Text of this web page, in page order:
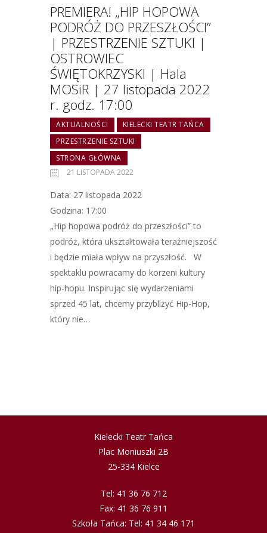
PREMIERA! „HIP HOPOWA
PODRÓŻ DO PRZESZŁOŚCI”
| PRZESTRZENIE SZTUKI |
OSTROWIEC
ŚWIĘTOKRZYSKI | Hala
MOSiR | 27 listopada 2022
r. godz. 17:00
AKTUALNOŚCI
KIELECKI TEATR TAŃCA
PRZESTRZENIE SZTUKI
STRONA GŁÓWNA
21 LISTOPADA 2022
Data: 27 listopada 2022
Godzina: 17:00
„Hip hopowa podróż do przeszłości” to
podróż, która ukształtowała teraźniejszość
i będzie miała wpływ na przyszłość. W
spektaklu powracamy do korzeni kultury
hip-hopu. Inspirując się wydarzeniami
sprzed 45 lat, chcemy przybliżyć Hip-Hop,
który nie…
Kielecki Teatr Tańca
Plac Moniuszki 2B
25-334 Kielce
Tel: 41 36 76 712
Fax: 41 36 76 911
Szkoła Tańca: Tel: 41 34 46 171